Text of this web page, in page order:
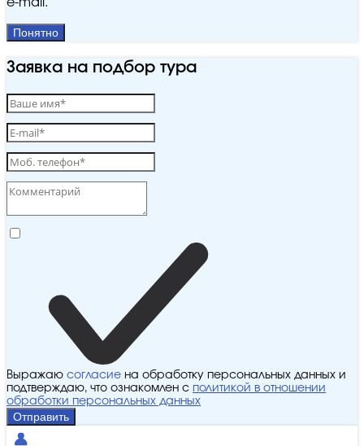
e‑mail.
Понятно
Заявка на подбор тура
Выражаю согласие на обработку персональных данных и
подтверждаю, что ознакомлен с политикой в отношении
обработки персональных данных
Отправить